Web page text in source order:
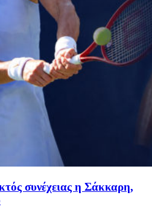
συνέχειας η Σάκκαρη,